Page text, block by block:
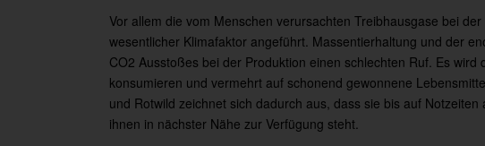
Vor allem die vom Menschen verursachten Treibhausgase bei
wesentlicher Klimafaktor angeführt. Massentierhaltung und der
CO2 Ausstoßes bei der Produktion einen schlechten Ruf. Es
konsumieren und vermehrt auf schonend gewonnene
und Rotwild zeichnet sich dadurch aus, dass sie bis auf
ihnen in nächster Nähe zur Verfügung steht.